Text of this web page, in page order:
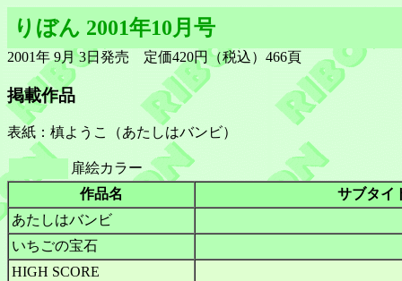
りぼん 2001年10月号
2001年 9月 3日発売 定価420円（税込）466頁
掲載作品
表紙：槙ようこ（あたしはバンビ）
扉絵カラー
作品名
サブタイ
あたしはバンビ
いちごの宝石
HIGH SCORE